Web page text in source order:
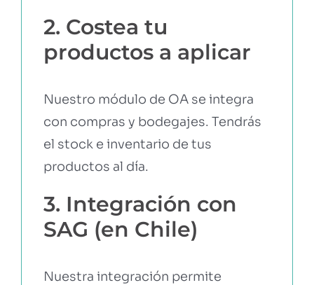
2. Costea tu
productos a aplicar
Nuestro módulo de OA se integra
con compras y bodegajes. Tendrás
el stock e inventario de tus
productos al día.
3. Integración con
SAG (en Chile)
Nuestra integración permite